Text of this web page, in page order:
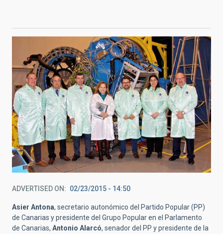
ADVERTISED ON 02/23/2015 - 14:50
Asier Antona, secretario autonómico del Partido Popular (PP)
de Canarias y presidente del Grupo Popular en el Parlamento
de Canarias, Antonio Alarcó, senador del PP y presidente de la